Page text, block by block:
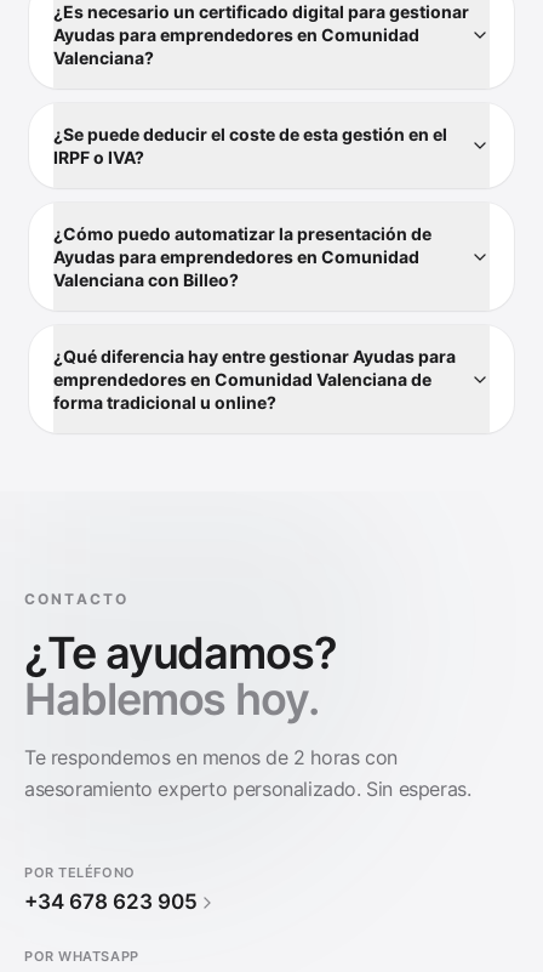
¿Es necesario un certificado digital para gestionar
Ayudas para emprendedores en Comunidad
Valenciana?
¿Se puede deducir el coste de esta gestión en el
IRPF o IVA?
¿Cómo puedo automatizar la presentación de
Ayudas para emprendedores en Comunidad
Valenciana con Billeo?
¿Qué diferencia hay entre gestionar Ayudas para
emprendedores en Comunidad Valenciana de
forma tradicional u online?
CONTACTO
¿Te ayudamos?
Hablemos hoy.
Te respondemos en menos de 2 horas con
asesoramiento experto personalizado. Sin esperas.
POR TELÉFONO
+34 678 623 905
POR WHATSAPP